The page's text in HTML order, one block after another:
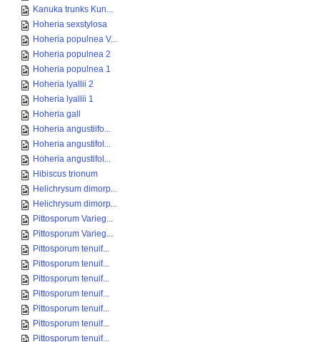
Kanuka trunks Kun...
Hoheria sexstylosa
Hoheria populnea V...
Hoheria populnea 2
Hoheria populnea 1
Hoheria lyallii 2
Hoheria lyallii 1
Hoheria gall
Hoheria angustiifo...
Hoheria angustifol...
Hoheria angustifol...
Hibiscus trionum
Helichrysum dimorp...
Helichrysum dimorp...
Pittosporum Varieg...
Pittosporum Varieg...
Pittosporum tenuif...
Pittosporum tenuif...
Pittosporum tenuif...
Pittosporum tenuif...
Pittosporum tenuif...
Pittosporum tenuif...
Pittosporum tenuif...